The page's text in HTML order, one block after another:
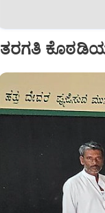
ತರಗತಿ